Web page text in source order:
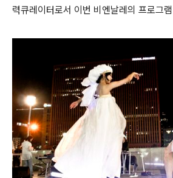
력큐레이터로서 이번 비엔날레의 프로그